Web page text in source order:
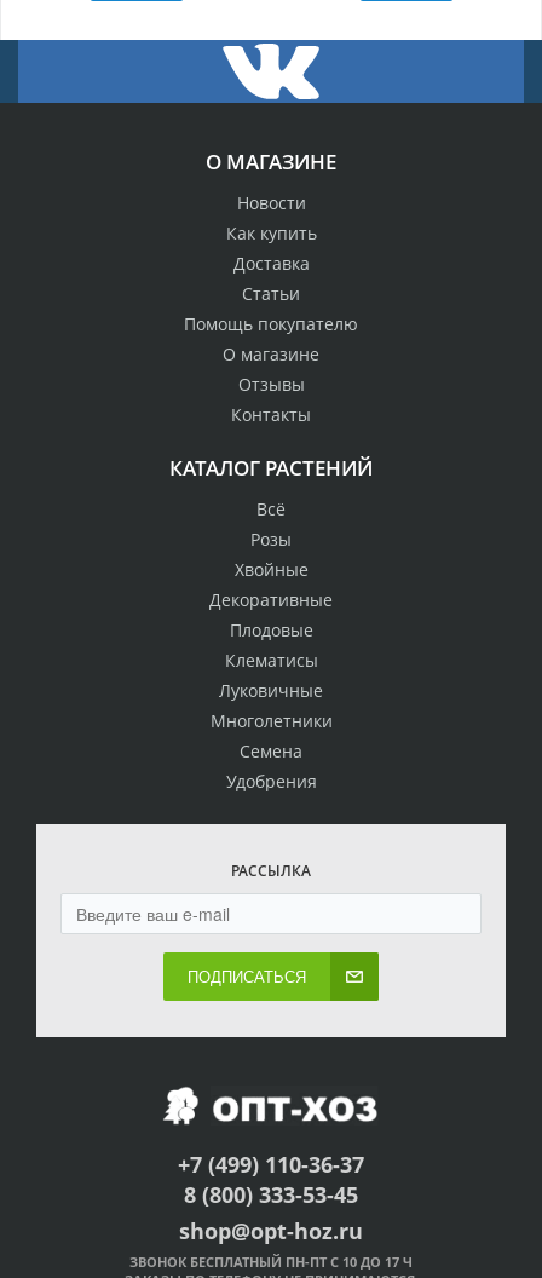
О МАГАЗИНЕ
Новости
Как купить
Доставка
Статьи
Помощь покупателю
О магазине
Отзывы
Контакты
КАТАЛОГ РАСТЕНИЙ
Всё
Розы
Хвойные
Декоративные
Плодовые
Клематисы
Луковичные
Многолетники
Семена
Удобрения
РАССЫЛКА
ПОДПИСАТЬСЯ
+7 (499) 110-36-37
8 (800) 333-53-45
shop@opt-hoz.ru
ЗВОНОК БЕСПЛАТНЫЙ ПН-ПТ С 10 ДО 17 Ч